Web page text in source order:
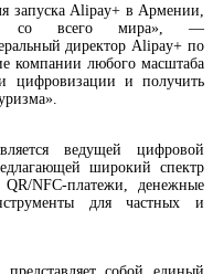
запуска Alipay+ в Армении,
со всего мира», —
директор Alipay+ по
компании любого масштаба
цифровизации и получить
ведущей цифровой
широкий спектр
NFC-платежи, денежные
для частных и